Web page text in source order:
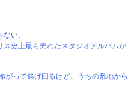
い。
史上最も売れたスタジオアルバムが
がって逃げ回るけど、うちの敷地から